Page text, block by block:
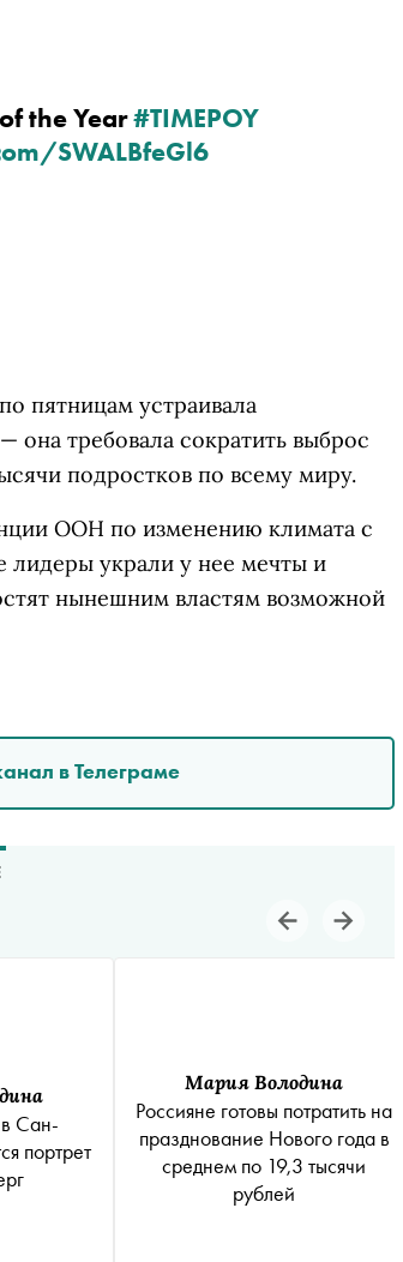
the Year #TIMEPOY
SWALBfeGl6
пятницам устраивала
она требовала сократить выброс
подростков по всему миру.
ООН по изменению климата с
лидеры украли у нее мечты и
нынешним властям возможной
в Телеграме
Сан-
портрет
Мария Володина
Россияне готовы потратить на
празднование Нового года в
среднем по 19,3 тысячи
рублей